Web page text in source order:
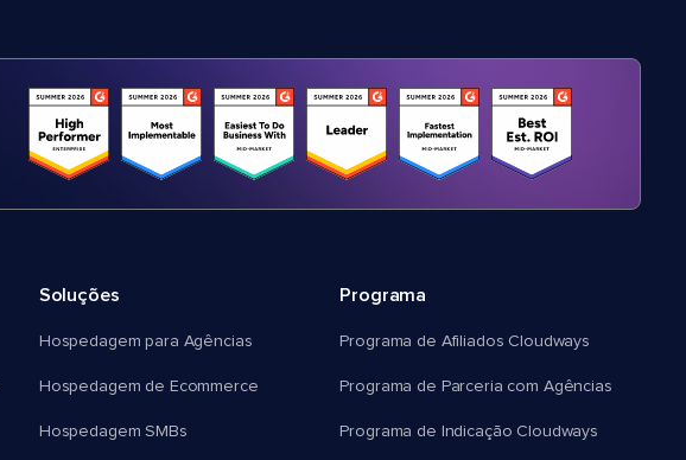
Soluções
Hospedagem para Agências
Hospedagem de Ecommerce
Hospedagem SMBs
Programa
Programa de Afiliados Cloudways
Programa de Parceria com Agências
Programa de Indicação Cloudways